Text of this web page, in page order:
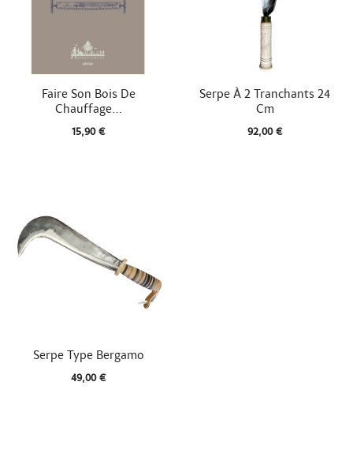
Aperçu rapide
Faire Son Bois De
Chauffage...
15,90 €
Aperçu rapide
Serpe À 2 Tranchants 24
Cm
92,00 €
Aperçu rapide
Serpe Type Bergamo
49,00 €